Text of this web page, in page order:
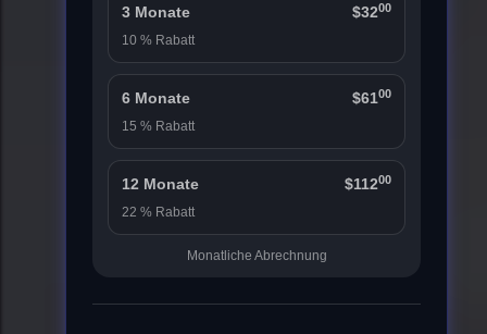
3 Monate $3200
10 % Rabatt
6 Monate $6100
15 % Rabatt
12 Monate $11200
22 % Rabatt
Monatliche Abrechnung